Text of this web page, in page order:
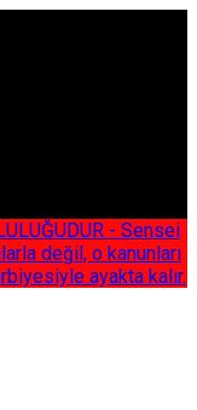
- Sensei
değil, o kanunları
ayakta kalır.